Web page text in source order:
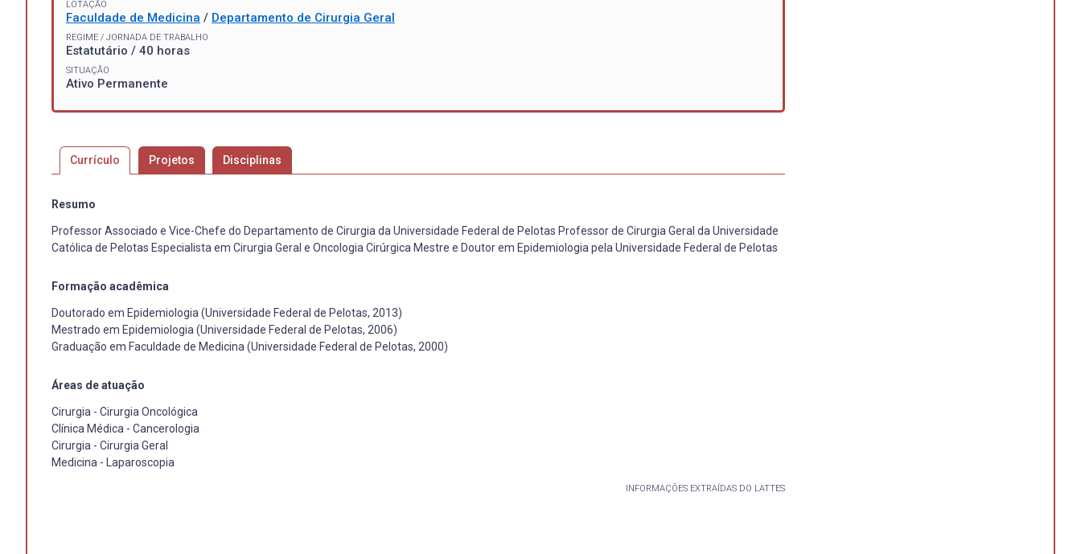
LOTAÇÃO
Faculdade de Medicina / Departamento de Cirurgia Geral
REGIME / JORNADA DE TRABALHO
Estatutário / 40 horas
SITUAÇÃO
Ativo Permanente
Currículo Projetos Disciplinas
Resumo
Professor Associado e Vice-Chefe do Departamento de Cirurgia da Universidade Federal de Pelotas Professor de Cirurgia Geral da Universidade
Católica de Pelotas Especialista em Cirurgia Geral e Oncologia Cirúrgica Mestre e Doutor em Epidemiologia pela Universidade Federal de Pelotas
Formação acadêmica
Doutorado em Epidemiologia (Universidade Federal de Pelotas, 2013)
Mestrado em Epidemiologia (Universidade Federal de Pelotas, 2006)
Graduação em Faculdade de Medicina (Universidade Federal de Pelotas, 2000)
Áreas de atuação
Cirurgia - Cirurgia Oncológica
Clínica Médica - Cancerologia
Cirurgia - Cirurgia Geral
Medicina - Laparoscopia
INFORMAÇÕES EXTRAÍDAS DO LATTES